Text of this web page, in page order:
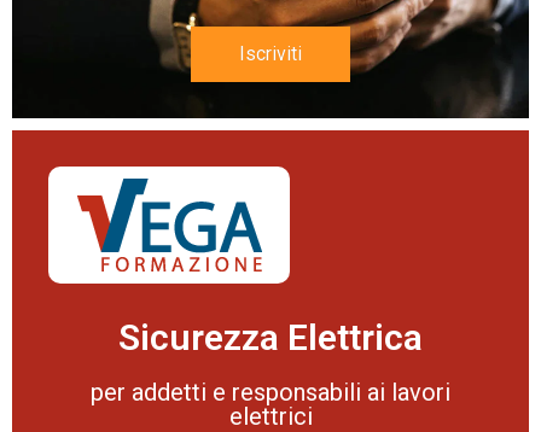
Iscriviti
Sicurezza Elettrica
per addetti e responsabili ai lavori
elettrici